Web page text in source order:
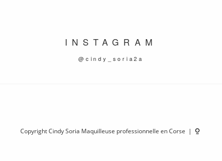
INSTAGRAM
@cindy_soria2a
Copyright Cindy Soria Maquilleuse professionnelle en Corse |